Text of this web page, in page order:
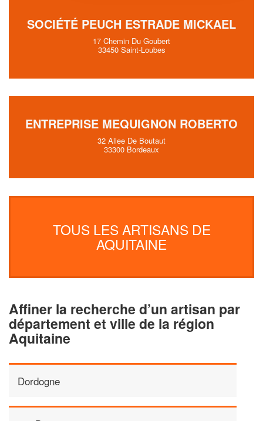
SOCIÉTÉ PEUCH ESTRADE MICKAEL
17 Chemin Du Goubert
33450 Saint-Loubes
ENTREPRISE MEQUIGNON ROBERTO
32 Allee De Boutaut
33300 Bordeaux
TOUS LES ARTISANS DE
AQUITAINE
Affiner la recherche d’un artisan par
département et ville de la région
Aquitaine
Dordogne